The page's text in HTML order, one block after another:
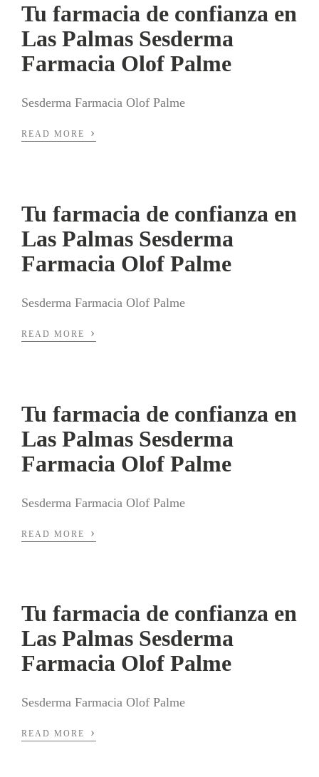
Tu farmacia de confianza en
Las Palmas Sesderma
Farmacia Olof Palme
Sesderma Farmacia Olof Palme
READ MORE ›
Tu farmacia de confianza en
Las Palmas Sesderma
Farmacia Olof Palme
Sesderma Farmacia Olof Palme
READ MORE ›
Tu farmacia de confianza en
Las Palmas Sesderma
Farmacia Olof Palme
Sesderma Farmacia Olof Palme
READ MORE ›
Tu farmacia de confianza en
Las Palmas Sesderma
Farmacia Olof Palme
Sesderma Farmacia Olof Palme
READ MORE ›